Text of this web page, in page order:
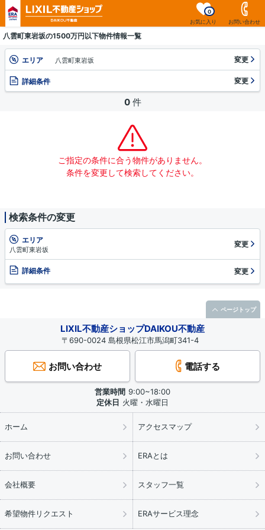
お気に入り
0
お問い合わせ
八雲町東岩坂の1500万円以下物件情報一覧
エリア 八雲町東岩坂 変更
詳細条件 変更
0 件
ご指定の条件に合う物件がありません。
条件を変更して検索してください。
検索条件の変更
エリア
八雲町東岩坂
変更
詳細条件 変更
LIXIL不動産ショップDAIKOU不動産
〒690-0024 島根県松江市馬潟町341-4
お問い合わせ 電話する
営業時間 9:00~18:00
定休日 火曜・水曜日
ホーム アクセスマップ
お問い合わせ ERAとは
会社概要 スタッフ一覧
希望物件リクエスト ERAサービス理念
ページトップ